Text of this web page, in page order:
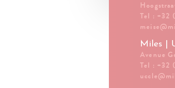
Tel : +32
Miles |
Avenue
Tel : +32